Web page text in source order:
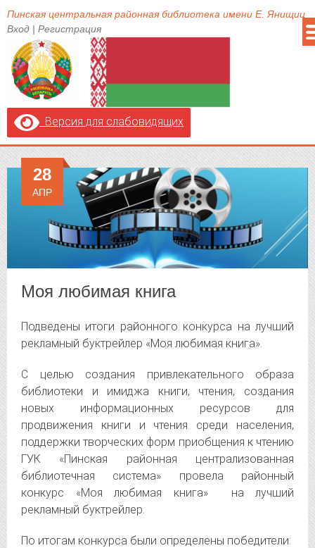
Пинская центральная районная библиотека имени Е. Янищиц
Вход | Регистрация
Версия для слабовидящих
Моя любимая книга
28
АПР
Подведены итоги районного конкурса на лучший
рекламный буктрейлер «Моя любимая книга».
С целью создания привлекательного образа
библиотеки и имиджа книги, чтения, создания
новых информационных ресурсов для
продвижения книги и чтения среди населения,
поддержки творческих форм приобщения к чтению
ГУК «Пинская районная централизованная
библиотечная система» провела районный
конкурс «Моя любимая книга» на лучший
рекламный буктрейлер.
По итогам конкурса были определены победители: